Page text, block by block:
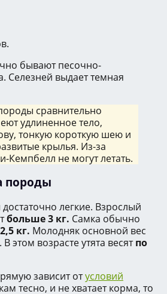
бывают песочно-
Селезней выдает темная
сравнительно
удлиненное тело,
тонкую короткую шею и
крылья. Из-за
Кемпбелл не могут летать.
породы
легкие. Взрослый
больше 3 кг. Самка обычно
кг. Молодняк основной вес
этом возрасте утята весятпо
зависит отусловий
тесно, и не хватает корма, то